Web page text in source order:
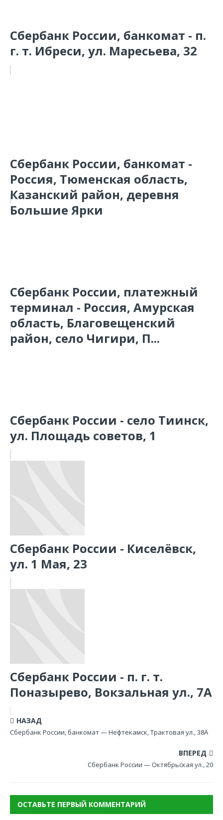
Сбербанк России, банкомат - п.
г. т. Ибреси, ул. Маресьева, 32
Сбербанк России, банкомат -
Россия, Тюменская область,
Казанский район, деревня
Большие Ярки
Сбербанк России, платежный
терминал - Россия, Амурская
область, Благовещенский
район, село Чигири, П...
Сбербанк России - село Тиинск,
ул. Площадь советов, 1
Сбербанк России - Киселёвск,
ул. 1 Мая, 23
Сбербанк России - п. г. т.
Поназырево, Вокзальная ул., 7А
НАЗАД
Сбербанк России, банкомат — Нефтекамск, Трактовая ул., 38А
ВПЕРЕД
Сбербанк России — Октябрьская ул., 20
ОСТАВЬТЕ ПЕРВЫЙ КОММЕНТАРИЙ